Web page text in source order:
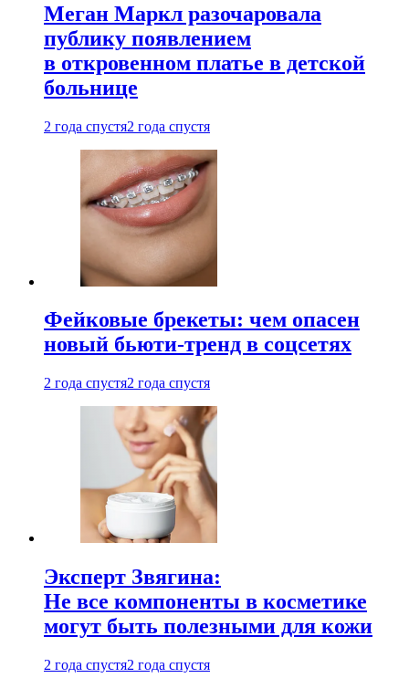
Меган Маркл разочаровала
публику появлением
в откровенном платье в детской
больнице
2 года спустя2 года спустя
Фейковые брекеты: чем опасен
новый бьюти-тренд в соцсетях
2 года спустя2 года спустя
Эксперт Звягина:
Не все компоненты в косметике
могут быть полезными для кожи
2 года спустя2 года спустя